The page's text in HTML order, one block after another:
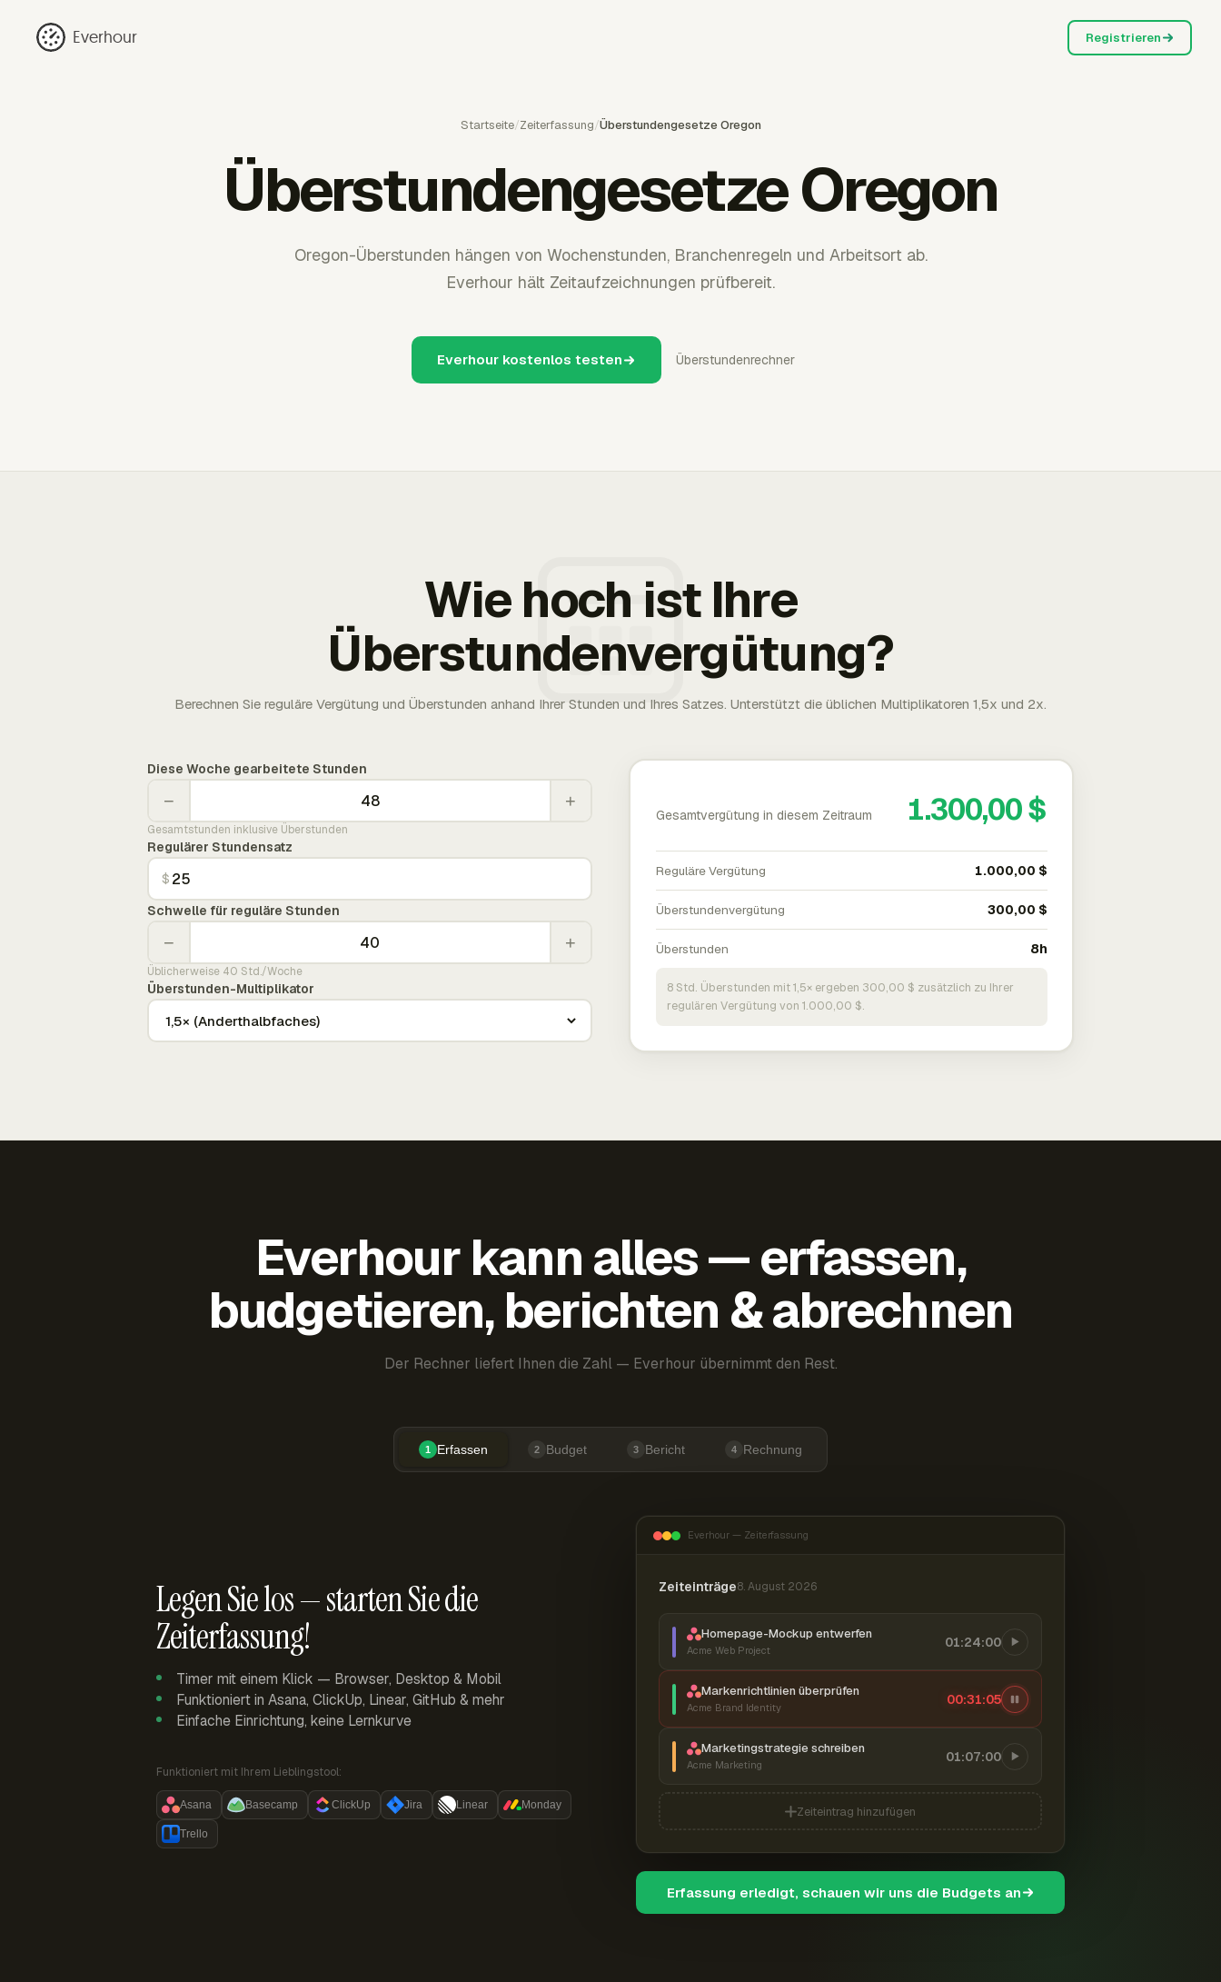
Everhour Registrieren
Startseite/Zeiterfassung/Überstundengesetze Oregon
Überstundengesetze Oregon
Oregon-Überstunden hängen von Wochenstunden, Branchenregeln und Arbeitsort ab.
Everhour hält Zeitaufzeichnungen prüfbereit.
Everhour kostenlos testen Überstundenrechner
Wie hoch ist Ihre
Überstundenvergütung?
Berechnen Sie reguläre Vergütung und Überstunden anhand Ihrer Stunden und Ihres Satzes. Unterstützt die üblichen Multiplikatoren 1,5x und 2x.
Diese Woche gearbeitete Stunden
− +
Gesamtstunden inklusive Überstunden
Regulärer Stundensatz
$
Schwelle für reguläre Stunden
− +
Üblicherweise 40 Std./Woche
Überstunden-Multiplikator
Gesamtvergütung in diesem Zeitraum 1.300,00 $
Reguläre Vergütung 1.000,00 $
Überstundenvergütung 300,00 $
Überstunden 8h
8 Std. Überstunden mit 1,5× ergeben 300,00 $ zusätzlich zu Ihrer
regulären Vergütung von 1.000,00 $.
Everhour kann alles — erfassen,
budgetieren, berichten & abrechnen
Der Rechner liefert Ihnen die Zahl — Everhour übernimmt den Rest.
1 Erfassen 2 Budget 3 Bericht 4 Rechnung
Legen Sie los — starten Sie die
Zeiterfassung!
Timer mit einem Klick — Browser, Desktop & Mobil
Funktioniert in Asana, ClickUp, Linear, GitHub & mehr
Einfache Einrichtung, keine Lernkurve
Funktioniert mit Ihrem Lieblingstool:
Asana Basecamp ClickUp Jira Linear Monday
Trello
Everhour — Zeiterfassung
Zeiteinträge8. August 2026
Homepage-Mockup entwerfen
Acme Web Project
01:24:00
Markenrichtlinien überprüfen
Acme Brand Identity
00:31:06
Marketingstrategie schreiben
Acme Marketing
01:07:00
Zeiteintrag hinzufügen
Erfassung erledigt, schauen wir uns die Budgets an